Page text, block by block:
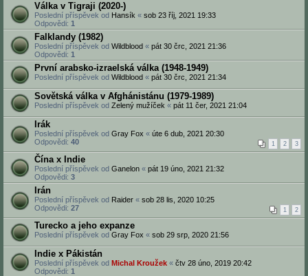
Válka v Tigraji (2020-)
Poslední příspěvek od Hansík « sob 23 říj, 2021 19:33
Odpovědi: 1
Falklandy (1982)
Poslední příspěvek od Wildblood « pát 30 črc, 2021 21:36
Odpovědi: 1
První arabsko-izraelská válka (1948-1949)
Poslední příspěvek od Wildblood « pát 30 črc, 2021 21:34
Sovětská válka v Afghánistánu (1979-1989)
Poslední příspěvek od Zelený mužíček « pát 11 čer, 2021 21:04
Irák
Poslední příspěvek od Gray Fox « úte 6 dub, 2021 20:30
Odpovědi: 40 1 2 3
Čína x Indie
Poslední příspěvek od Ganelon « pát 19 úno, 2021 21:32
Odpovědi: 3
Irán
Poslední příspěvek od Raider « sob 28 lis, 2020 10:25
Odpovědi: 27 1 2
Turecko a jeho expanze
Poslední příspěvek od Gray Fox « sob 29 srp, 2020 21:56
Indie x Pákistán
Poslední příspěvek od Michal Kroužek « čtv 28 úno, 2019 20:42
Odpovědi: 1